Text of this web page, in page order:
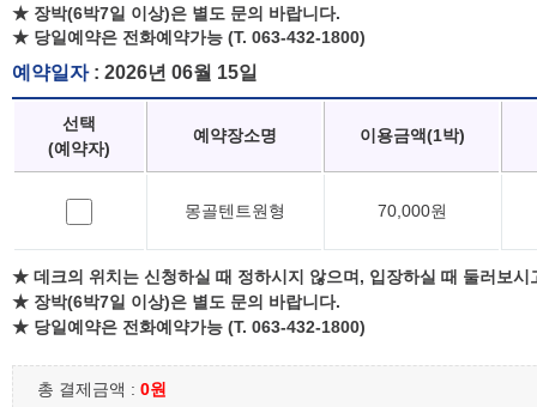
★ 장박(6박7일 이상)은 별도 문의 바랍니다.
★ 당일예약은 전화예약가능 (T. 063-432-1800)
예약일자: 2026년 06월 15일
선택
(예약자)
예약장소명 이용금액(1박)
몽골텐트원형 70,000원
★ 데크의 위치는 신청하실 때 정하시지 않으며, 입장하실 때 둘러보시
★ 장박(6박7일 이상)은 별도 문의 바랍니다.
★ 당일예약은 전화예약가능 (T. 063-432-1800)
총 결제금액 : 0원